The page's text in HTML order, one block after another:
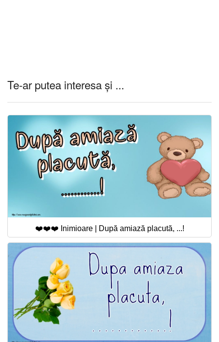
Te-ar putea interesa și ...
❤️❤️❤️ Inimioare | După amiază placută, ...!